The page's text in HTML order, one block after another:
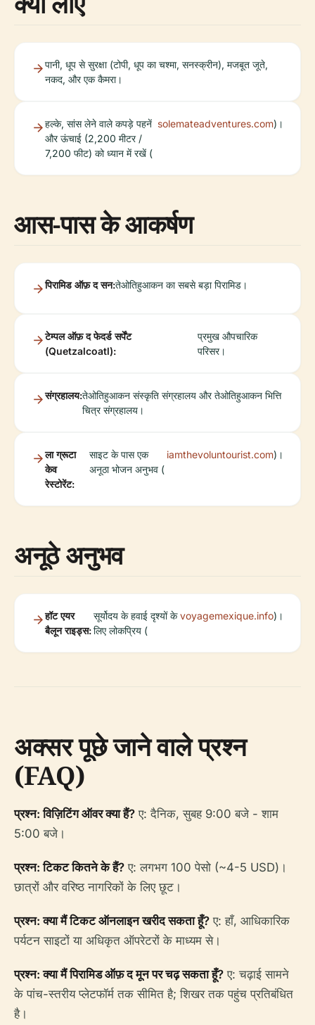
पानी, धूप से सुरक्षा (टोपी, धूप का चश्मा, सनस्क्रीन), मजबूत जूते,
नकद, और एक कैमरा।
हल्के, सांस लेने वाले कपड़े पहनें
और ऊंचाई (2,200 मीटर /
7,200 फीट) को ध्यान में रखें (
solemateadventures.com)।
आस-पास के आकर्षण
पिरामिड ऑफ़ द सन:तेओतिहुआकन का सबसे बड़ा पिरामिड।
टेम्पल ऑफ़ द फेदर्ड सर्पेंट
(Quetzalcoatl):
प्रमुख औपचारिक
परिसर।
संग्रहालय:तेओतिहुआकन संस्कृति संग्रहालय और तेओतिहुआकन भित्ति
चित्र संग्रहालय।
ला ग्रूटा
केव
रेस्टोरेंट:
साइट के पास एक
अनूठा भोजन अनुभव (
iamthevoluntourist.com)।
अनूठे अनुभव
हॉट एयर
बैलून राइड्स:
सूर्योदय के हवाई दृश्यों के
लिए लोकप्रिय (
voyagemexique.info)।
अक्सर पूछे जाने वाले प्रश्न
(FAQ)
प्रश्न: विज़िटिंग ऑवर क्या हैं? ए: दैनिक, सुबह 9:00 बजे - शाम
5:00 बजे।
प्रश्न: टिकट कितने के हैं? ए: लगभग 100 पेसो (~4-5 USD)।
छात्रों और वरिष्ठ नागरिकों के लिए छूट।
प्रश्न: क्या मैं टिकट ऑनलाइन खरीद सकता हूँ? ए: हाँ, आधिकारिक
पर्यटन साइटों या अधिकृत ऑपरेटरों के माध्यम से।
प्रश्न: क्या मैं पिरामिड ऑफ़ द मून पर चढ़ सकता हूँ? ए: चढ़ाई सामने
के पांच-स्तरीय प्लेटफॉर्म तक सीमित है; शिखर तक पहुंच प्रतिबंधित
है।